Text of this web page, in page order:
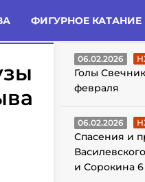
ФИГУРНОЕ КАТАНИЕ
ГОЛЫ С
06.02.2026
Голы
февраля
06.02.2026
Спасения и
и Сорокина